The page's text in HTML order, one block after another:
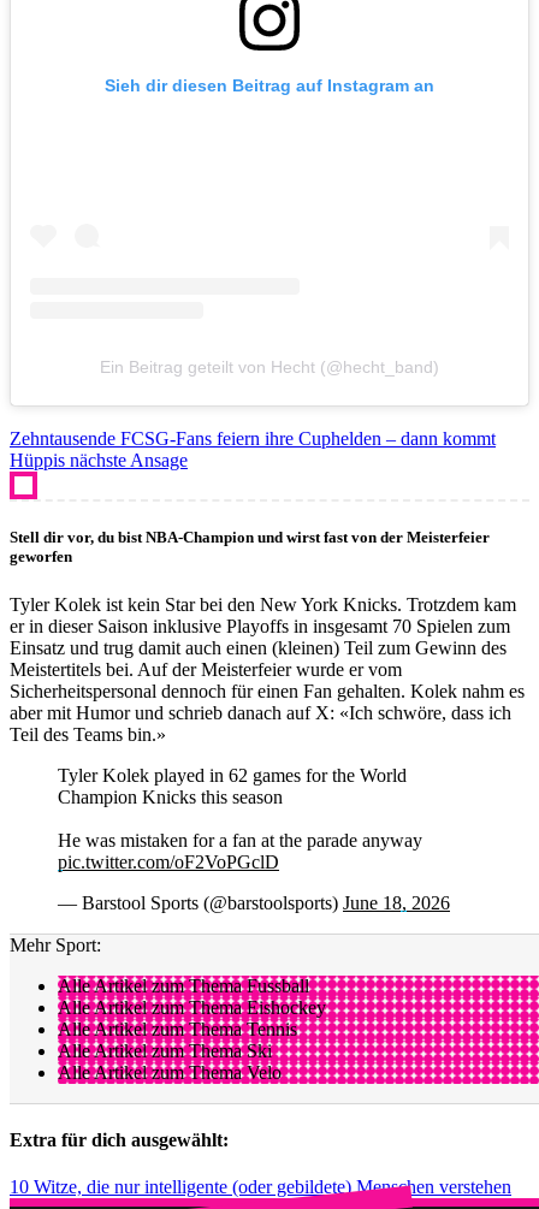
Sieh dir diesen Beitrag auf Instagram an
Ein Beitrag geteilt von Hecht (@hecht_band)
Zehntausende FCSG-Fans feiern ihre Cuphelden – dann kommt
Hüppis nächste Ansage
Stell dir vor, du bist NBA-Champion und wirst fast von der Meisterfeier
geworfen
Tyler Kolek ist kein Star bei den New York Knicks. Trotzdem kam
er in dieser Saison inklusive Playoffs in insgesamt 70 Spielen zum
Einsatz und trug damit auch einen (kleinen) Teil zum Gewinn des
Meistertitels bei. Auf der Meisterfeier wurde er vom
Sicherheitspersonal dennoch für einen Fan gehalten. Kolek nahm es
aber mit Humor und schrieb danach auf X: «Ich schwöre, dass ich
Teil des Teams bin.»
Tyler Kolek played in 62 games for the World
Champion Knicks this season
He was mistaken for a fan at the parade anyway
pic.twitter.com/oF2VoPGclD
— Barstool Sports (@barstoolsports) June 18, 2026
Mehr Sport:
Alle Artikel zum Thema Fussball
Alle Artikel zum Thema Eishockey
Alle Artikel zum Thema Tennis
Alle Artikel zum Thema Ski
Alle Artikel zum Thema Velo
Extra für dich ausgewählt:
10 Witze, die nur intelligente (oder gebildete) Menschen verstehen